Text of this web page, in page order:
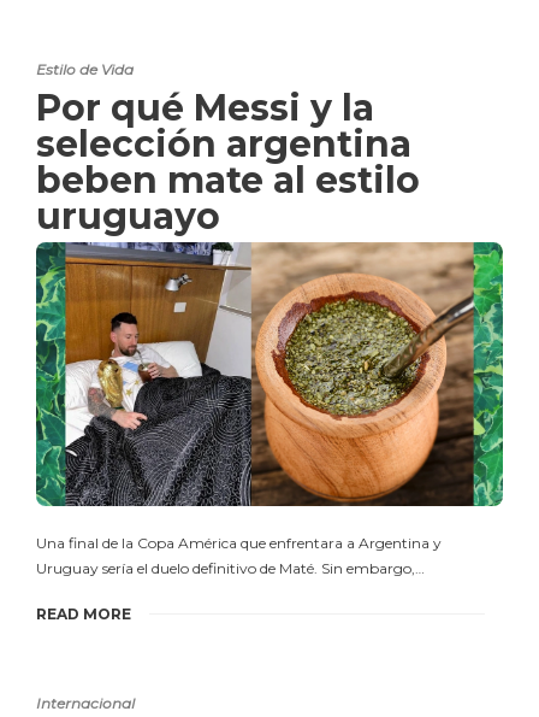
Estilo de Vida
Por qué Messi y la
selección argentina
beben mate al estilo
uruguayo
Una final de la Copa América que enfrentara a Argentina y
Uruguay sería el duelo definitivo de Maté. Sin embargo,…
READ MORE
Internacional